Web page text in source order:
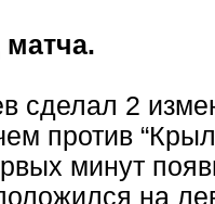
сделал 2
против
минут
на